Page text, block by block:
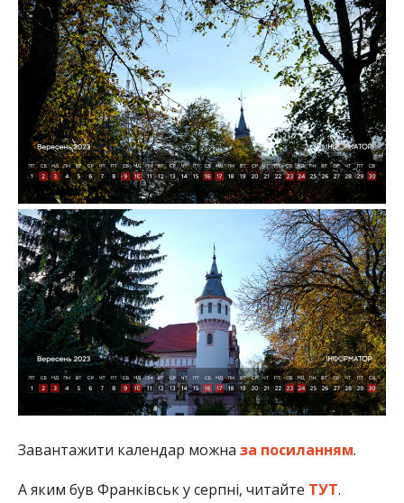
Завантажити календар можна за посиланням.
А яким був Франківськ у серпні, читайте ТУТ.